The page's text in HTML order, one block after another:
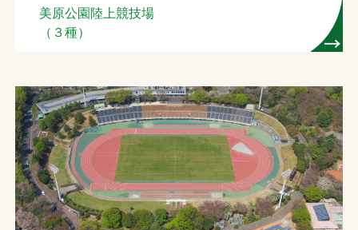
美原公園陸上競技場
（３種）